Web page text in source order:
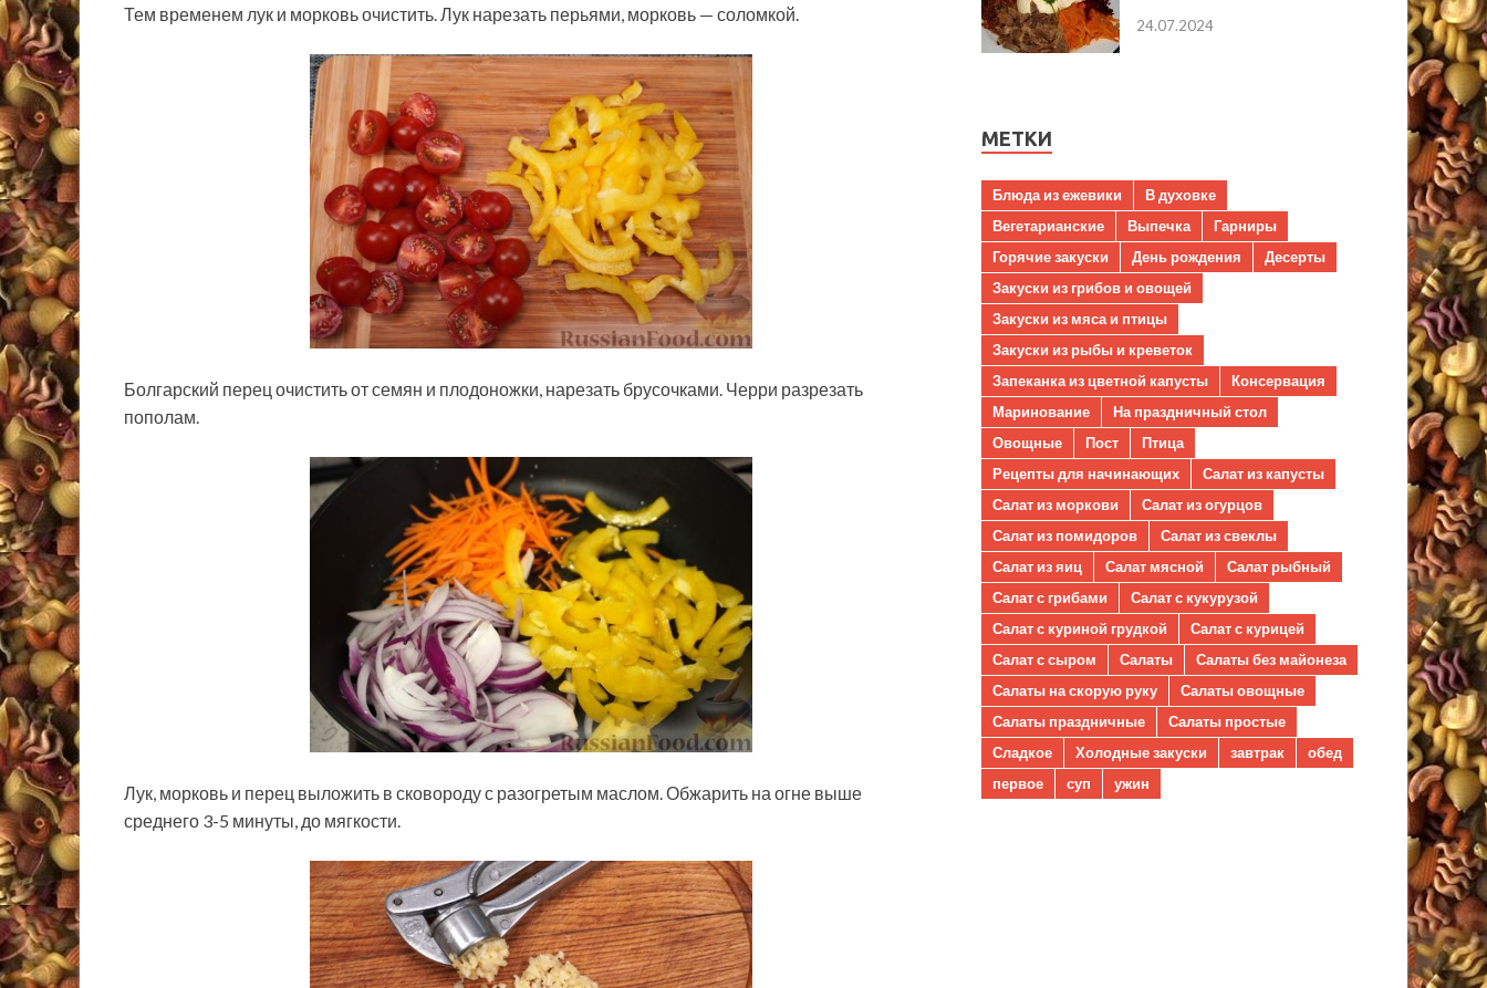
Тем временем лук и морковь очистить. Лук нарезать перьями, морковь — соломкой.
Болгарский перец очистить от семян и плодоножки, нарезать брусочками. Черри разрезать
пополам.
Лук, морковь и перец выложить в сковороду с разогретым маслом. Обжарить на огне выше
среднего 3-5 минуты, до мягкости.
24.07.2024
МЕТКИ
Блюда из ежевики
В духовке
Вегетарианские
Выпечка
Гарниры
Горячие закуски
День рождения
Десерты
Закуски из грибов и овощей
Закуски из мяса и птицы
Закуски из рыбы и креветок
Запеканка из цветной капусты
Консервация
Маринование
На праздничный стол
Овощные
Пост
Птица
Рецепты для начинающих
Салат из капусты
Салат из моркови
Салат из огурцов
Салат из помидоров
Салат из свеклы
Салат из яиц
Салат мясной
Салат рыбный
Салат с грибами
Салат с кукурузой
Салат с куриной грудкой
Салат с курицей
Салат с сыром
Салаты
Салаты без майонеза
Салаты на скорую руку
Салаты овощные
Салаты праздничные
Салаты простые
Сладкое
Холодные закуски завтрак
обед
первое
суп ужин